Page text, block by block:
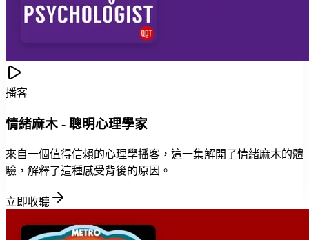
播客
情緒麻木 - 聰明心理學家
來自一個值得信賴的心理學播客，這一集解開了情緒麻木的體
驗，解釋了這種感受背後的原因。
立即收聽